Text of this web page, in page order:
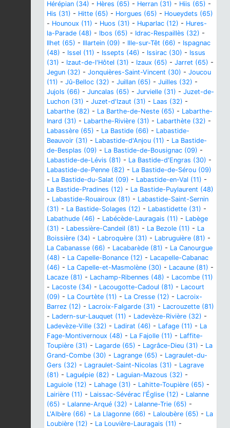
Hérépian (34) - Hères (65) - Herran (31) - Hiis (65) -
His (31) - Hitte (65) - Horgues (65) - Houeydets (65)
- Hounoux (11) - Huos (31) - Huparlac (12) - Hures-
la-Parade (48) - Ibos (65) - Idrac-Respaillès (32) -
Ilhet (65) - Illartein (09) - Ille-sur-Têt (66) - Ispagnac
(48) - Issel (11) - Issepts (46) - Issirac (30) - Issus
(31) - Izaut-de-l'Hôtel (31) - Izaux (65) - Jarret (65) -
Jegun (32) - Jonquières-Saint-Vincent (30) - Joucou
(11) - Jû-Belloc (32) - Juillan (65) - Juilles (32) -
Jujols (66) - Juncalas (65) - Jurvielle (31) - Juzet-de-
Luchon (31) - Juzet-d'Izaut (31) - Laas (32) -
Labarthe (82) - La Barthe-de-Neste (65) - Labarthe-
Inard (31) - Labarthe-Rivière (31) - Labarthète (32) -
Labassère (65) - La Bastide (66) - Labastide-
Beauvoir (31) - Labastide-d'Anjou (11) - La Bastide-
de-Besplas (09) - La Bastide-de-Bousignac (09) -
Labastide-de-Lévis (81) - La Bastide-d'Engras (30) -
Labastide-de-Penne (82) - La Bastide-de-Sérou (09)
- La Bastide-du-Salat (09) - Labastide-en-Val (11) -
La Bastide-Pradines (12) - La Bastide-Puylaurent (48)
- Labastide-Rouairoux (81) - Labastide-Saint-Sernin
(31) - La Bastide-Solages (12) - Labastidette (31) -
Labathude (46) - Labécède-Lauragais (11) - Labège
(31) - Labessière-Candeil (81) - La Bezole (11) - La
Boissière (34) - Labroquère (31) - Labruguière (81) -
La Cabanasse (66) - Lacabarède (81) - La Canourgue
(48) - La Capelle-Bonance (12) - Lacapelle-Cabanac
(46) - La Capelle-et-Masmolène (30) - Lacaune (81) -
Lacaze (81) - Lachamp-Ribennes (48) - Lacombe (11)
- Lacoste (34) - Lacougotte-Cadoul (81) - Lacourt
(09) - La Courtète (11) - La Cresse (12) - Lacroix-
Barrez (12) - Lacroix-Falgarde (31) - Lacrouzette (81)
- Ladern-sur-Lauquet (11) - Ladevèze-Rivière (32) -
Ladevèze-Ville (32) - Ladirat (46) - Lafage (11) - La
Fage-Montivernoux (48) - La Fajolle (11) - Laffite-
Toupière (31) - Lagarde (65) - Lagrâce-Dieu (31) - La
Grand-Combe (30) - Lagrange (65) - Lagraulet-du-
Gers (32) - Lagraulet-Saint-Nicolas (31) - Lagrave
(81) - Laguépie (82) - Laguian-Mazous (32) -
Laguiole (12) - Lahage (31) - Lahitte-Toupière (65) -
Lairière (11) - Laissac-Sévérac l'Église (12) - Lalanne
(65) - Lalanne-Arqué (32) - Lalanne-Trie (65) -
L'Albère (66) - La Llagonne (66) - Laloubère (65) - La
Loubière (12) - La Louvière-Lauragais (11) -